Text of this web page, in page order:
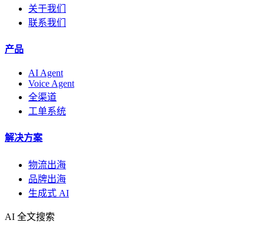
关于我们
联系我们
产品
AI Agent
Voice Agent
全渠道
工单系统
解决方案
物流出海
品牌出海
生成式 AI
AI 全文搜索